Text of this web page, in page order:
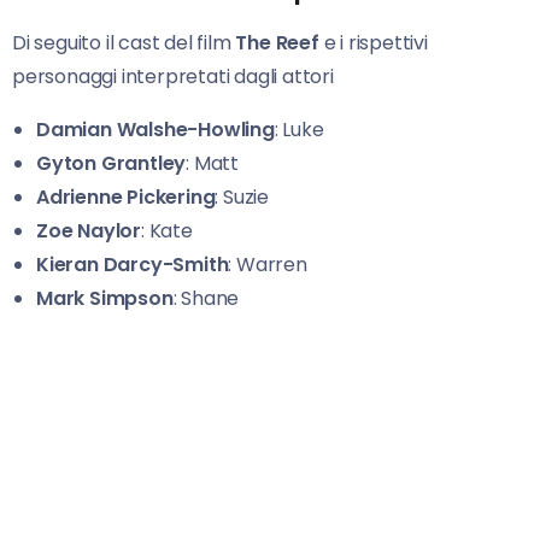
Di seguito il cast del filmThe Reef e i rispettivi
personaggi interpretati dagli attori
Damian Walshe-Howling: Luke
Gyton Grantley: Matt
Adrienne Pickering: Suzie
Zoe Naylor: Kate
Kieran Darcy-Smith: Warren
Mark Simpson: Shane